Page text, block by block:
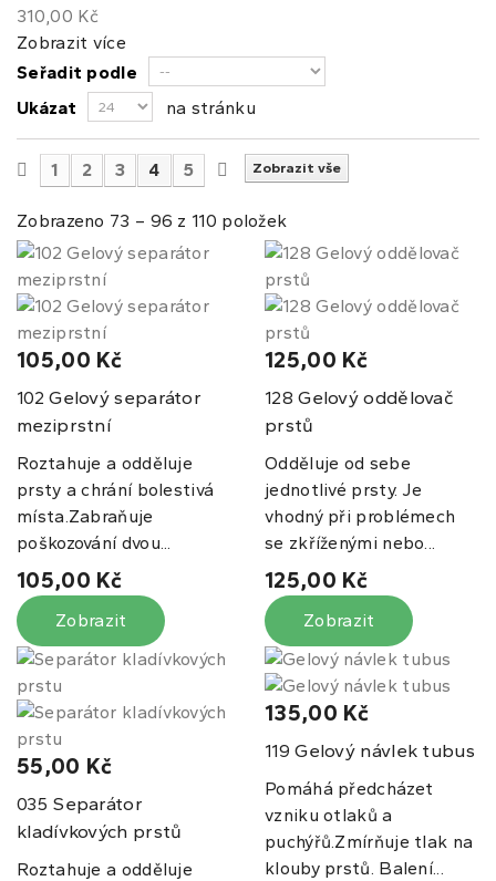
310,00 Kč
Zobrazit více
Seřadit podle
Ukázat
na stránku
Zobrazit vše
1 2 3 4 5
Zobrazeno 73 – 96 z 110 položek
105,00 Kč
102 Gelový separátor
meziprstní
Roztahuje a odděluje
prsty a chrání bolestivá
místa.Zabraňuje
poškozování dvou...
105,00 Kč
Zobrazit
125,00 Kč
128 Gelový oddělovač
prstů
Odděluje od sebe
jednotlivé prsty. Je
vhodný při problémech
se zkříženými nebo...
125,00 Kč
Zobrazit
55,00 Kč
035 Separátor
kladívkových prstů
Roztahuje a odděluje
135,00 Kč
119 Gelový návlek tubus
Pomáhá předcházet
vzniku otlaků a
puchýřů.Zmírňuje tlak na
klouby prstů. Balení...